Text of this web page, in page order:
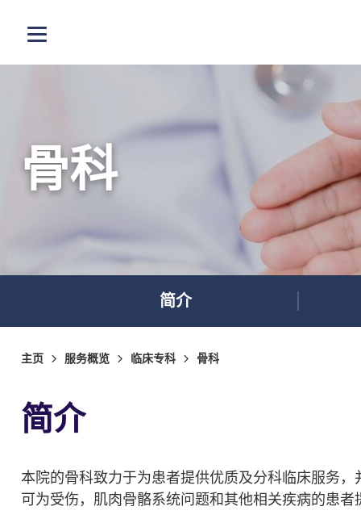
打开选单
骨科
简介
主页 服务概览 临床专科 骨科
简介
本院的骨科致力于为患者提供优质及分科临床服务
可为受伤，肌肉骨骼系统问题和其他相关疾病的患